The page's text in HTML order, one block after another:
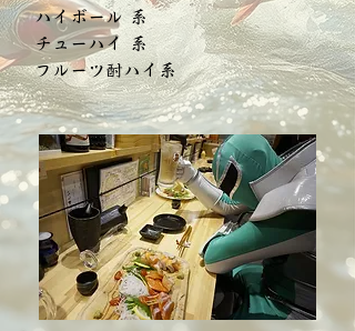
ハイボール 系
チューハイ 系
フルーツ酎ハイ系